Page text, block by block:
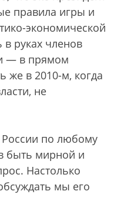
правила игры и
экономической
в руках членов
— в прямом
же в 2010-м, когда
не
по любому
быть мирной и
Настолько
мы его